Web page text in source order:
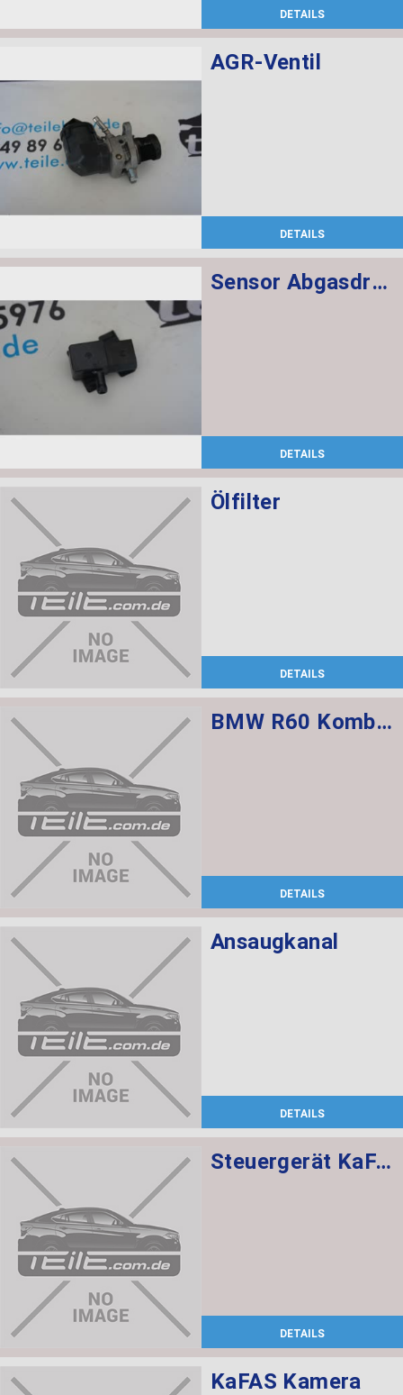
DETAILS
AGR-Ventil
DETAILS
Sensor Abgasdruck
DETAILS
Ölfilter
DETAILS
BMW R60 Kombischalter links L=520
DETAILS
Ansaugkanal
DETAILS
Steuergerät KaFAS
DETAILS
KaFAS Kamera